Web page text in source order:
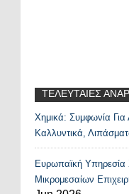
ΤΕΛΕΥΤΑΙΕΣ
Χημικά: Συμφωνία Για
Καλλυντικά,
Ευρωπαϊκή Υπηρεσία
Μικρομεσαίων